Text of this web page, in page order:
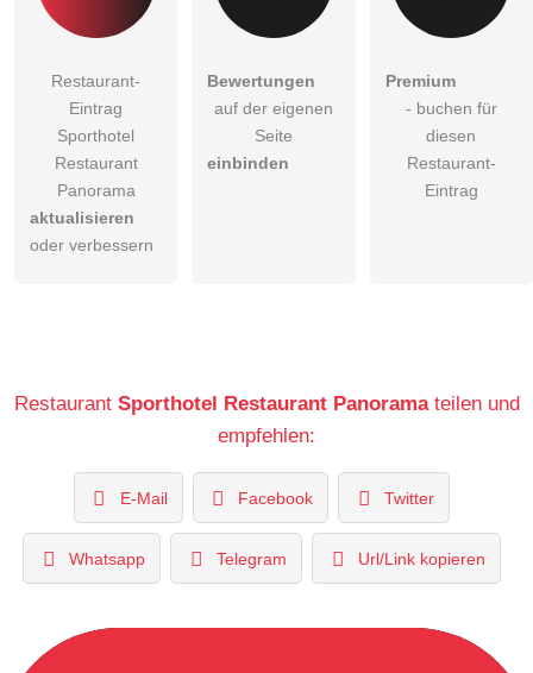
Restaurant-
Eintrag
Sporthotel
Restaurant
Panorama
aktualisieren
oder verbessern
Bewertungen
auf der eigenen
Seite
einbinden
Premium
- buchen für
diesen
Restaurant-
Eintrag
Restaurant Sporthotel Restaurant Panoramateilen und
empfehlen:
E-Mail Facebook Twitter
Whatsapp Telegram Url/Link kopieren